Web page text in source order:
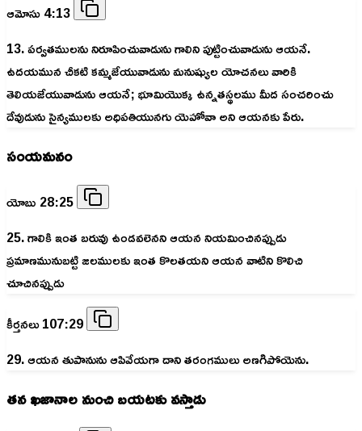
ఆమోసు 4:13
13. పర్వతములను నిరూపించువాడును గాలిని పుట్టించువాడును ఆయనే.
ఉదయమున చీకటి కమ్మజేయువాడును మనుష్యుల యోచనలు వారికి
తెలియజేయువాడును ఆయనే; భూమియొక్క ఉన్నతస్థలము మీద సంచరించు
దేవుడును సైన్యములకు అధిపతియునగు యెహోవా అని ఆయనకు పేరు.
సంయమనం
యోబు 28:25
25. గాలికి ఇంత బరువు ఉండవలెనని ఆయన నియమించినప్పుడు
ప్రమాణమునుబట్టి జలములకు ఇంత కొలతయని ఆయన వాటిని కొలిచి
చూచినప్పుడు
కీర్తనలు 107:29
29. ఆయన తుపానును ఆపివేయగా దాని తరంగములు అణగిపోయెను.
తన ఖజానాల నుంచి బయటకు వస్తాడు